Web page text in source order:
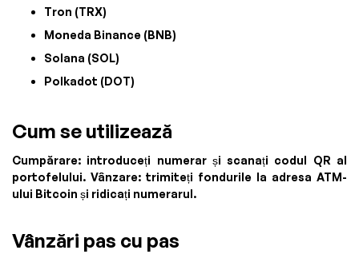
Tron (TRX)
Moneda Binance (BNB)
Solana (SOL)
Polkadot (DOT)
Cum se utilizează
Cumpărare: introduceți numerar și scanați codul QR al
portofelului. Vânzare: trimiteți fondurile la adresa ATM-
ului Bitcoin și ridicați numerarul.
Vânzări pas cu pas